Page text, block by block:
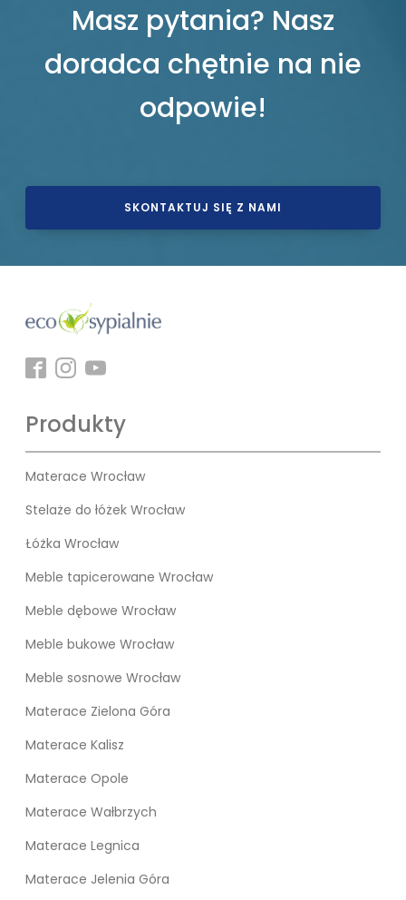
Masz pytania? Nasz
doradca chętnie na nie
odpowie!
SKONTAKTUJ SIĘ Z NAMI
Produkty
Materace Wrocław
Stelaże do łóżek Wrocław
Łóżka Wrocław
Meble tapicerowane Wrocław
Meble dębowe Wrocław
Meble bukowe Wrocław
Meble sosnowe Wrocław
Materace Zielona Góra
Materace Kalisz
Materace Opole
Materace Wałbrzych
Materace Legnica
Materace Jelenia Góra